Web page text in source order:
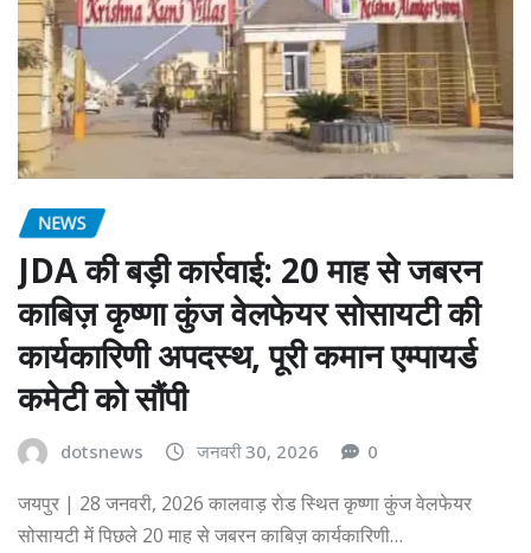
NEWS
JDA की बड़ी कार्रवाई: 20 माह से जबरन
काबिज़ कृष्णा कुंज वेलफेयर सोसायटी की
कार्यकारिणी अपदस्थ, पूरी कमान एम्पायर्ड
कमेटी को सौंपी
dotsnews जनवरी 30, 2026 0
जयपुर | 28 जनवरी, 2026 कालवाड़ रोड स्थित कृष्णा कुंज वेलफेयर
सोसायटी में पिछले 20 माह से जबरन काबिज़ कार्यकारिणी…